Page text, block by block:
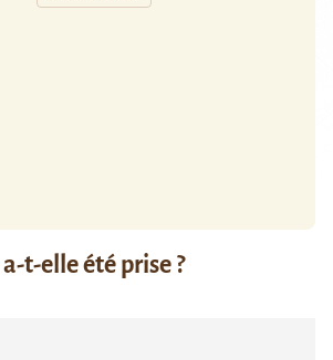
t-elle été prise ?